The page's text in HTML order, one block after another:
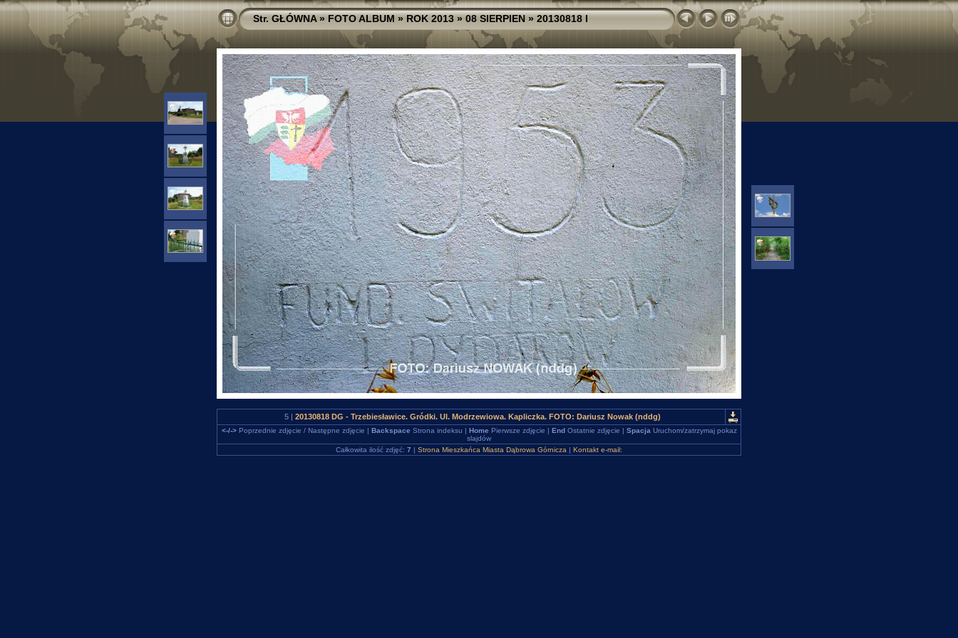
Str. GŁÓWNA»FOTO ALBUM»ROK 2013»08 SIERPIEN»20130818 I
5 | 20130818 DG - Trzebiesławice. Gródki. Ul. Modrzewiowa. Kapliczka. FOTO: Dariusz Nowak (nddg)
<-/->Poprzednie zdjęcie / Następne zdjęcie | Backspace Strona indeksu | Home Pierwsze zdjęcie | EndOstatnie zdjęcie | Spacja Uruchom/zatrzymaj pokaz
slajdów
Całkowita ilość zdjęć: 7 | Strona Mieszkańca Miasta Dąbrowa Górnicza | Kontakt e-mail: